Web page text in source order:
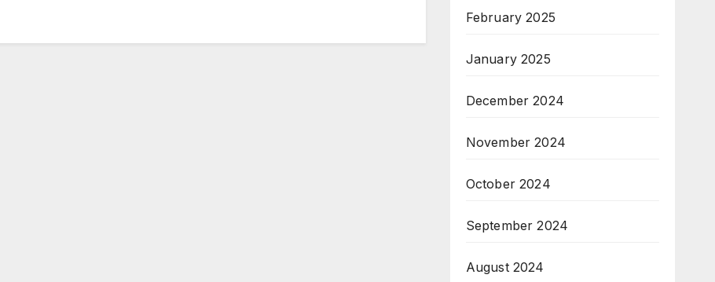
February 2025
January 2025
December 2024
November 2024
October 2024
September 2024
August 2024